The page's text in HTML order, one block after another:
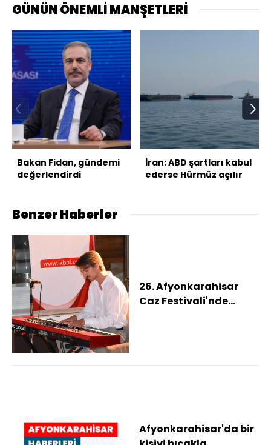
GÜNÜN ÖNEMLİ MANŞETLERİ
Bakan Fidan, gündemi
değerlendirdi
İran: ABD şartları kabul
ederse Hürmüz açılır
Benzer Haberler
26. Afyonkarahisar
Caz Festivali'nde
Afyonkarahisar'da bir